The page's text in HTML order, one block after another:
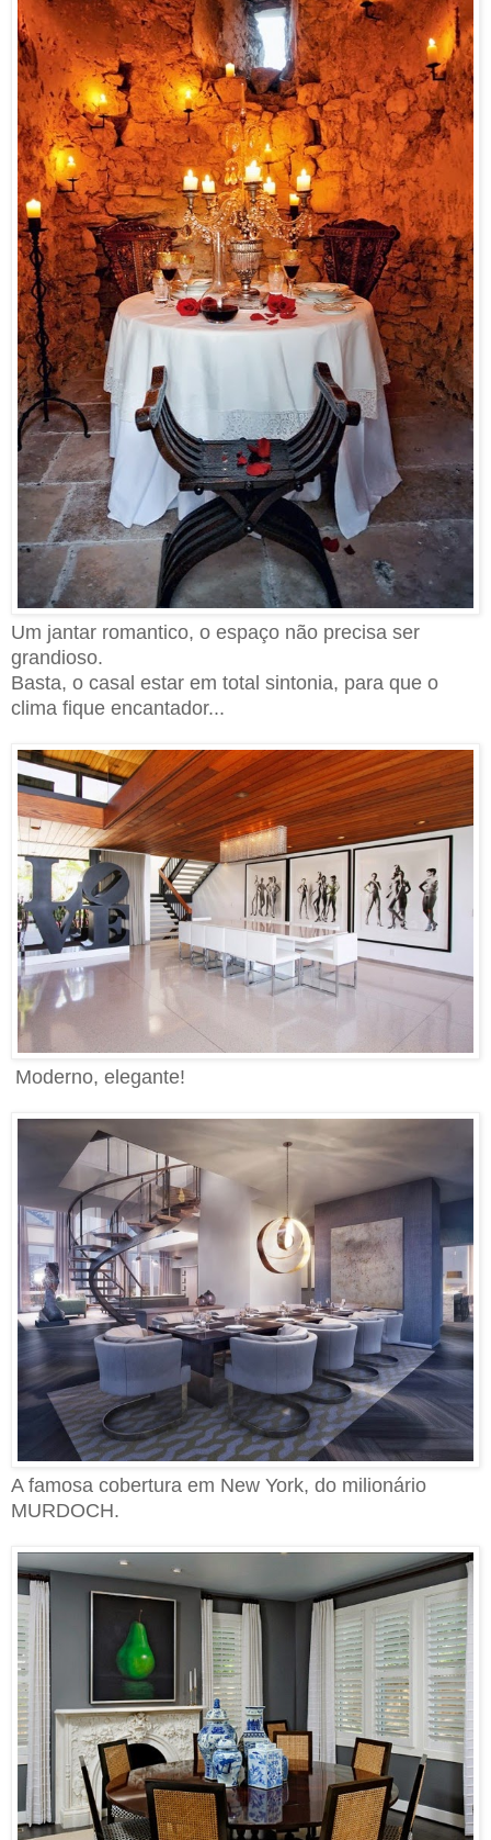
Um jantar romantico, o espaço não precisa ser
grandioso.
Basta, o casal estar em total sintonia, para que o
clima fique encantador...
Moderno, elegante!
A famosa cobertura em New York, do milionário
MURDOCH.